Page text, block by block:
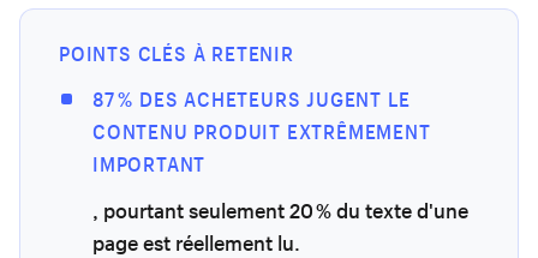
POINTS CLÉS À RETENIR
87 % DES ACHETEURS JUGENT LE
CONTENU PRODUIT EXTRÊMEMENT
IMPORTANT
, pourtant seulement 20 % du texte d'une
page est réellement lu.